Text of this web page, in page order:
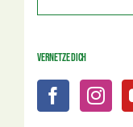
Vernetze dich